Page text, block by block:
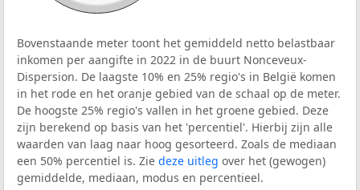
Bovenstaande meter toont het gemiddeld netto belastbaar
inkomen per aangifte in 2022 in de buurt Nonceveux-
Dispersion. De laagste 10% en 25% regio's in België komen
in het rode en het oranje gebied van de schaal op de meter.
De hoogste 25% regio's vallen in het groene gebied. Deze
zijn berekend op basis van het 'percentiel'. Hierbij zijn alle
waarden van laag naar hoog gesorteerd. Zoals de mediaan
een 50% percentiel is. Zie deze uitleg over het (gewogen)
gemiddelde, mediaan, modus en percentieel.